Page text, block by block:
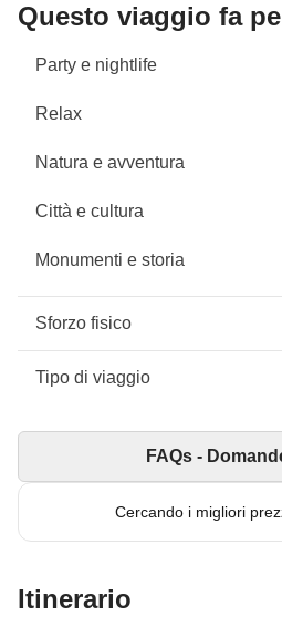
Questo viaggio fa
Party e nightlife
Relax
Natura e avventura
Città e cultura
Monumenti e storia
Sforzo fisico
Tipo di viaggio
Cercando i migliori
FAQs -
Itinerario